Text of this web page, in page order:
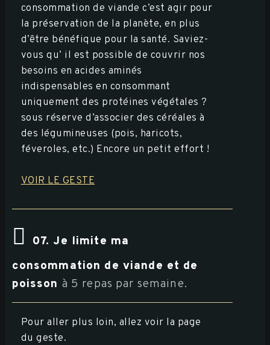
consommation de viande c’est agir pour
la préservation de la planète, en plus
d’être bénéfique pour la santé. Saviez-
vous qu’ il est possible de couvrir nos
besoins en acides aminés
indispensables en consommant
uniquement des protéines végétales ?
sous réserve d’associer des céréales à
des légumineuses (pois, haricots,
féveroles, etc.) Encore un petit effort !
VOIR LE GESTE
07. Je limite ma
consommation de viande et de
poisson à 5 repas par semaine.
Pour aller plus loin, allez voir la page
du geste.